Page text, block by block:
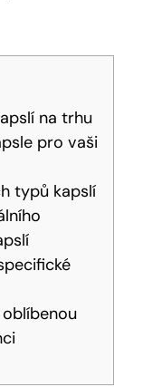
na trhu
pro vaši
typů kapslí